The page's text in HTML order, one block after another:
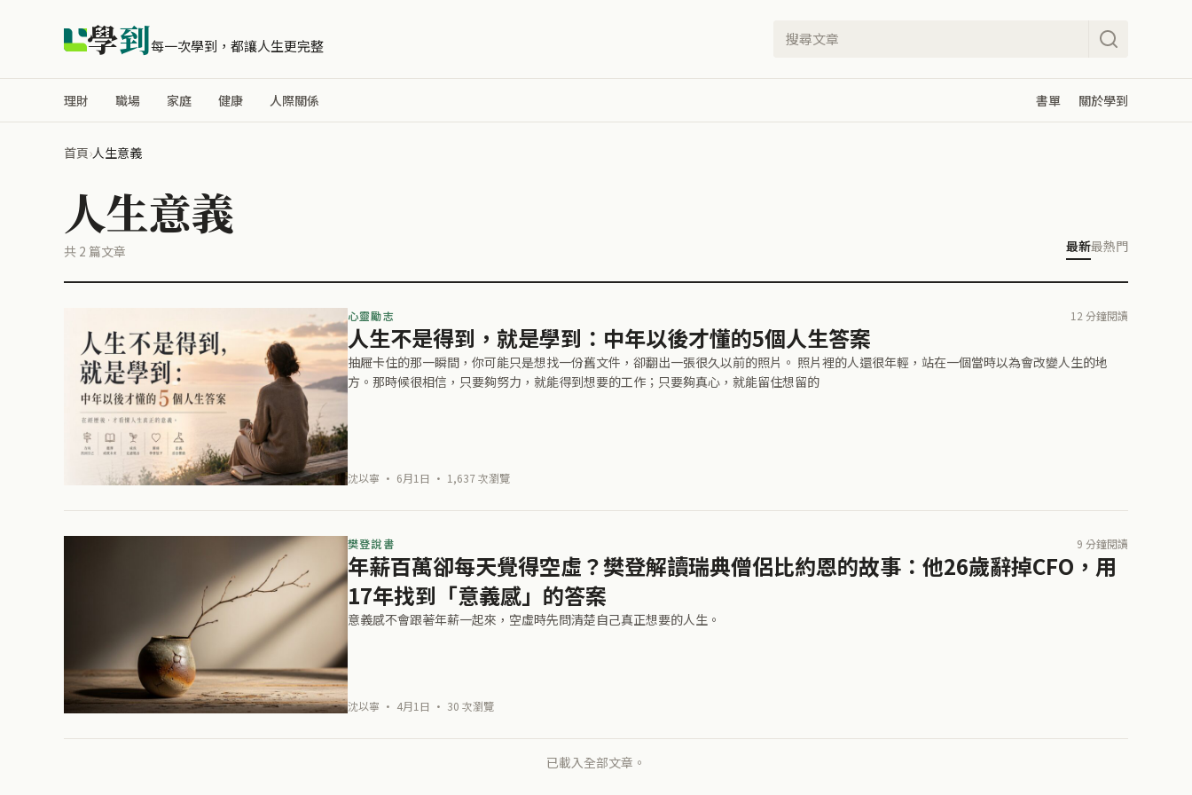
學到每一次學到，都讓人生更完整
理財 職場 家庭 健康 人際關係 書單 關於學到
首頁›人生意義
人生意義
共 2 篇文章 最新最熱門
心靈勵志 12 分鐘閱讀
人生不是得到，就是學到：中年以後才懂的5個人生答案
抽屜卡住的那一瞬間，你可能只是想找一份舊文件，卻翻出一張很久以前的照片。 照片裡的人還很年輕，站在一個當時以為會改變人生的地
方。那時候很相信，只要夠努力，就能得到想要的工作；只要夠真心，就能留住想留的
沈以寧 · 6月1日 · 1,637 次瀏覽
樊登說書 9 分鐘閱讀
年薪百萬卻每天覺得空虛？樊登解讀瑞典僧侶比約恩的故事：他26歲辭掉CFO，用
17年找到「意義感」的答案
意義感不會跟著年薪一起來，空虛時先問清楚自己真正想要的人生。
沈以寧 · 4月1日 · 30 次瀏覽
已載入全部文章。